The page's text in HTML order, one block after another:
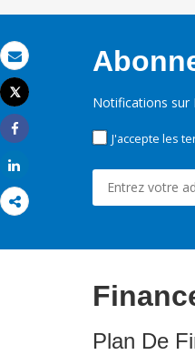
Email
Imprimer
Tweet
Share
Notifications sur
J'accepte les
Plan De